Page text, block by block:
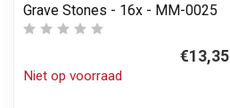
Grave Stones - 16x - MM-0025
€13,35
Niet op voorraad